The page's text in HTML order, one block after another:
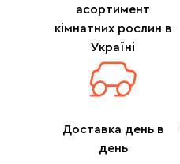
асортимент
кімнатних рослин в
Україні
Доставка день в
день